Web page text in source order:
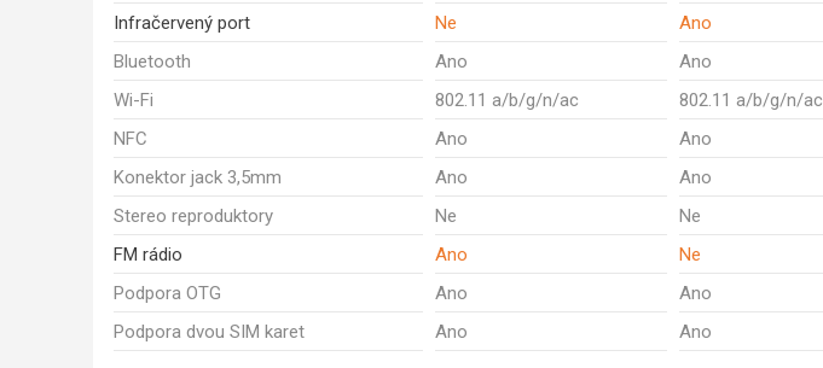
Infračervený port
Ne Ano
Bluetooth
Ano Ano
Wi-Fi
802.11 a/b/g/n/ac 802.11 a/b/g/n/ac
NFC
Ano Ano
Konektor jack 3,5mm
Ano Ano
Stereo reproduktory
Ne Ne
FM rádio
Ano Ne
Podpora OTG
Ano Ano
Podpora dvou SIM karet
Ano Ano